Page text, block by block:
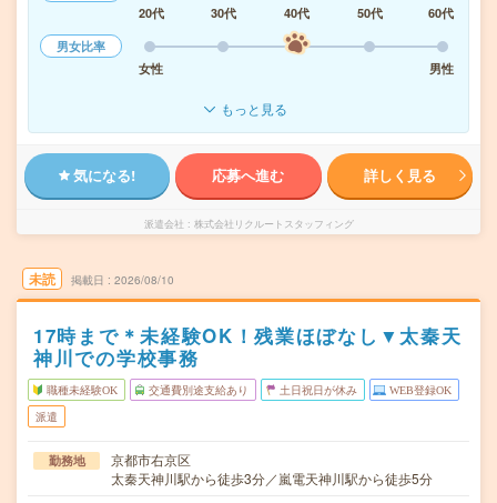
20代
30代 40代 50代
60代
男女比率
女性
男性
もっと見る
気になる! 応募へ進む 詳しく見る
派遣会社 株式会社リクルートスタッフィング
未読 掲載日 2026/08/10
17時まで＊未経験OK！残業ほぼなし▼太秦天
神川での学校事務
職種未経験OK 交通費別途支給あり 土日祝日が休み WEB登録OK
派遣
勤務地
京都市右京区
太秦天神川駅から徒歩3分／嵐電天神川駅から徒歩5分